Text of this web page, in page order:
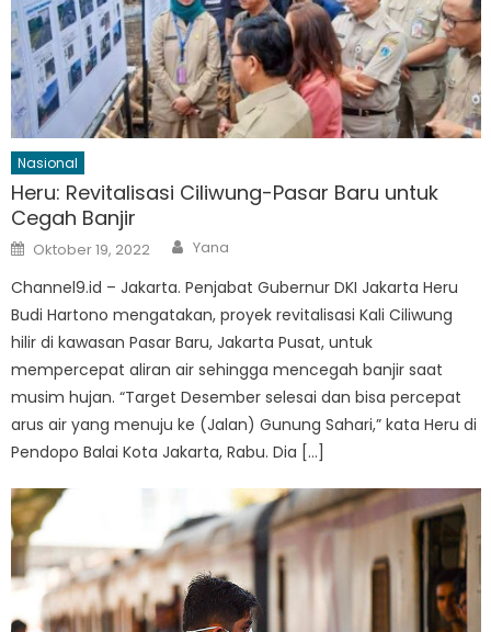
Nasional
Heru: Revitalisasi Ciliwung-Pasar Baru untuk
Cegah Banjir
Posted
on
Oktober 19, 2022 Author
Yana
Channel9.id – Jakarta. Penjabat Gubernur DKI Jakarta Heru
Budi Hartono mengatakan, proyek revitalisasi Kali Ciliwung
hilir di kawasan Pasar Baru, Jakarta Pusat, untuk
mempercepat aliran air sehingga mencegah banjir saat
musim hujan. “Target Desember selesai dan bisa percepat
arus air yang menuju ke (Jalan) Gunung Sahari,” kata Heru di
Pendopo Balai Kota Jakarta, Rabu. Dia […]